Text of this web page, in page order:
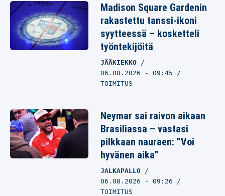
Madison Square Gardenin
rakastettu tanssi-ikoni
syytteessä – kosketteli
työntekijöitä
JÄÄKIEKKO
06.08.2026 - 09:45
TOIMITUS
Neymar sai raivon aikaan
Brasiliassa – vastasi
pilkkaan nauraen: ”Voi
hyvänen aika”
JALKAPALLO
06.08.2026 - 09:26
TOIMITUS